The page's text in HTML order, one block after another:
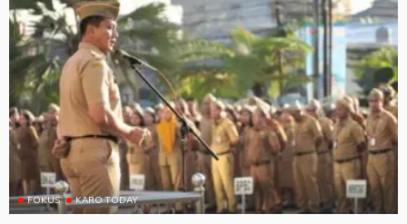
FOKUS KARO TODAY